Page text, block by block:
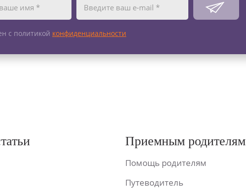
с политикой конфиденциальности
Приемным родителям
Помощь родителям
Путеводитель